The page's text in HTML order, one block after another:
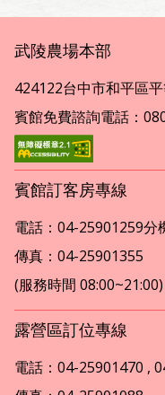
武陵農場本部
424122台中市和平區
賓館免費諮詢電話：
賓館訂客房專線
電話：04-25901259分
傳真：04-25901355
(服務時間 08:00~21:00)
露營區訂位專線
電話：04-25901470 ,